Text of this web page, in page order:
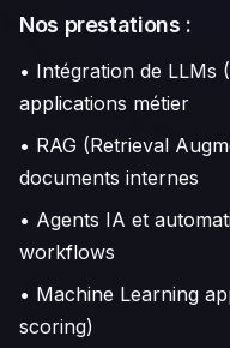
Nos prestations :
• Intégration de LLMs
applications métier
• RAG (Retrieval
documents internes
• Agents IA et
workflows
• Machine Learning
scoring)